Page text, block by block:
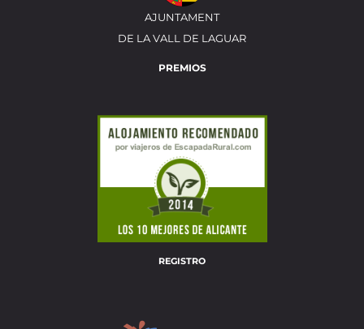
AJUNTAMENT
DE LA VALL DE LAGUAR
PREMIOS
REGISTRO